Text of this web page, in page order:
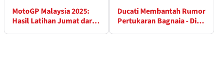
MotoGP Malaysia 2025:
Hasil Latihan Jumat dari
Ducati Membantah Rumor
Pertukaran Bagnaia - Di